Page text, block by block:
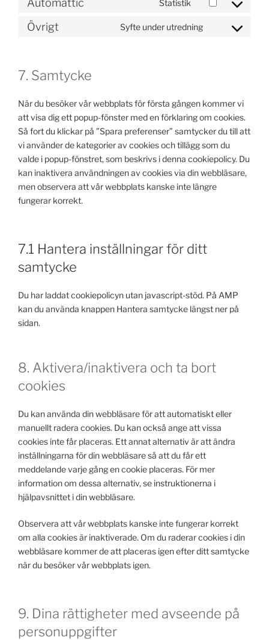
complianz
Automattic Statistik
Consent
service
Övrigt Syfte under utredning
Consent
7. Samtycke
När du besöker vår webbplats för första gången kommer vi
att visa dig ett popup-fönster med en förklaring om cookies.
Så fort du klickar på ”Spara preferenser” samtycker du till att
vi använder de kategorier av cookies och tillägg som du
valde i popup-fönstret, som beskrivs i denna cookiepolicy. Du
kan inaktivera användningen av cookies via din webbläsare,
men observera att vår webbplats kanske inte längre
fungerar korrekt.
7.1 Hantera inställningar för ditt
samtycke
Du har laddat cookiepolicyn utan javascript-stöd. På AMP
kan du använda knappen Hantera samtycke längst ner på
sidan.
8. Aktivera/inaktivera och ta bort
cookies
Du kan använda din webbläsare för att automatiskt eller
manuellt radera cookies. Du kan också ange att vissa
cookies inte får placeras. Ett annat alternativ är att ändra
inställningarna för din webbläsare så att du får ett
meddelande varje gång en cookie placeras. För mer
information om dessa alternativ, se instruktionerna i
hjälpavsnittet i din webbläsare.
Observera att vår webbplats kanske inte fungerar korrekt
om alla cookies är inaktiverade. Om du raderar cookies i din
webbläsare kommer de att placeras igen efter ditt samtycke
när du besöker vår webbplats igen.
9. Dina rättigheter med avseende på
personuppgifter